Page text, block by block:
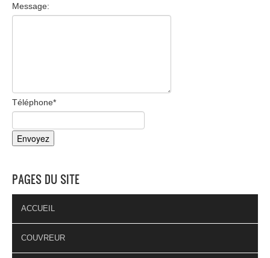
Message:
Téléphone*
PAGES DU SITE
ACCUEIL
COUVREUR